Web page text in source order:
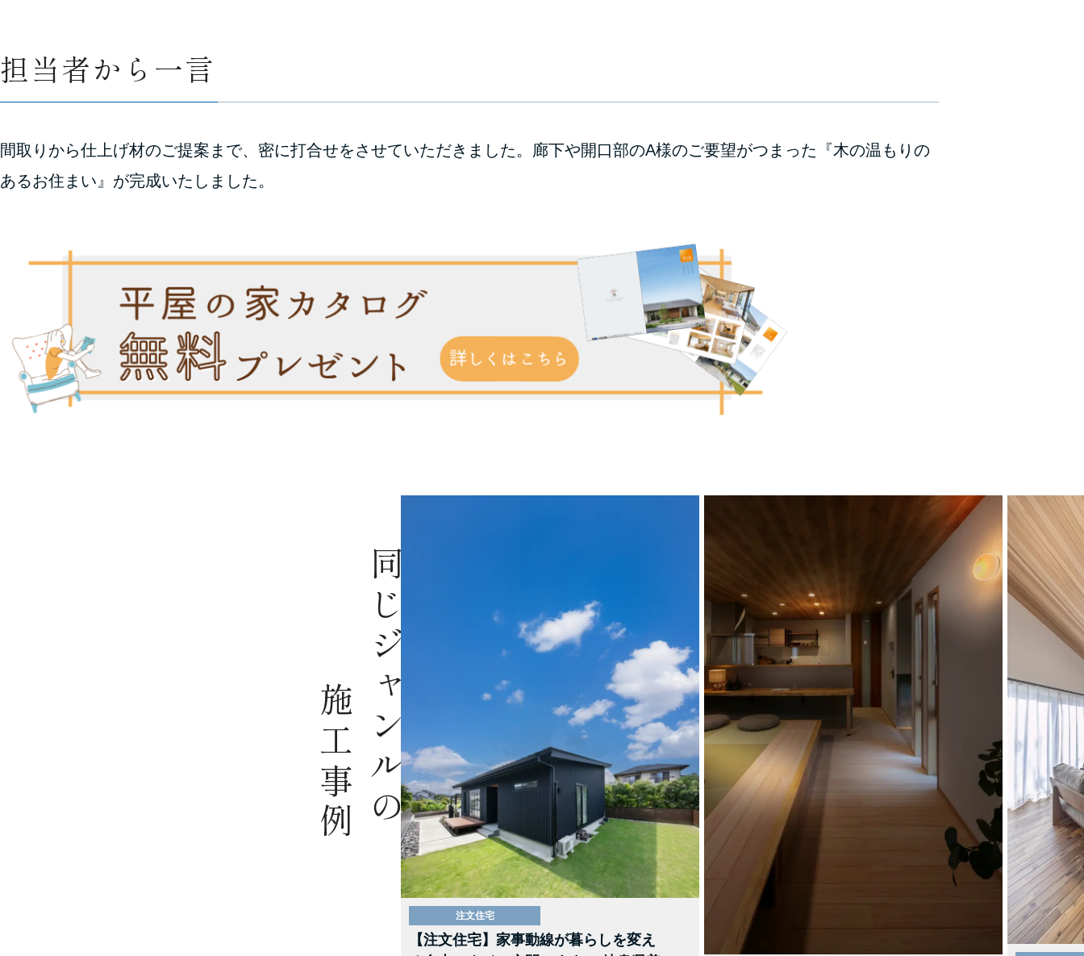
担当者から一言
間取りから仕上げ材のご提案まで、密に打合せをさせていただきました。廊下や開口部のA様のご要望がつまった『木の温もりの
あるお住まい』が完成いたしました。
同じジャンルの
施工事例
注文住宅
【注文住宅】家事動線が暮らしを変え